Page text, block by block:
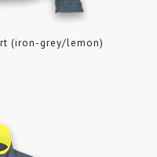
(iron-grey/lemon)